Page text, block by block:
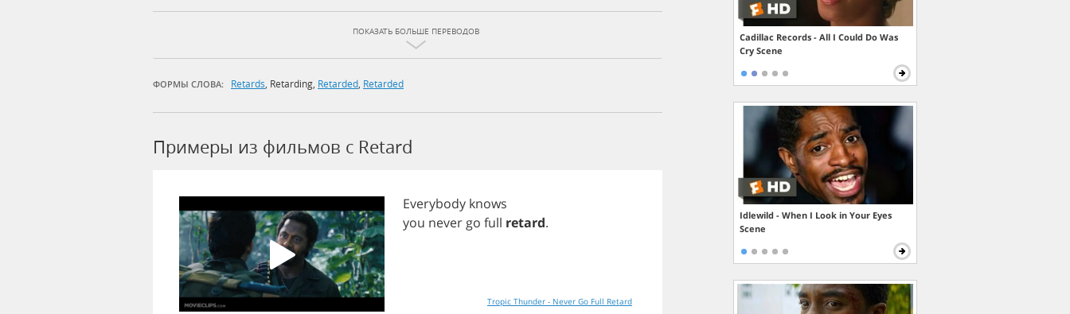
ПОКАЗАТЬ БОЛЬШЕ ПЕРЕВОДОВ
ФОРМЫ СЛОВА: Retards Retarding Retarded Retarded
Примеры из фильмов c Retard
Everybody knows
you never go full retard.
Tropic Thunder - Never Go Full Retard
Cadillac Records - All I Could Do Was
Cry Scene
Idlewild - When I Look in Your Eyes
Scene